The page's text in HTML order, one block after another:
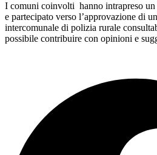
I comuni coinvolti hanno intrapreso
e partecipato verso l’approvazione di
intercomunale di polizia rurale
possibile contribuire con opinioni e